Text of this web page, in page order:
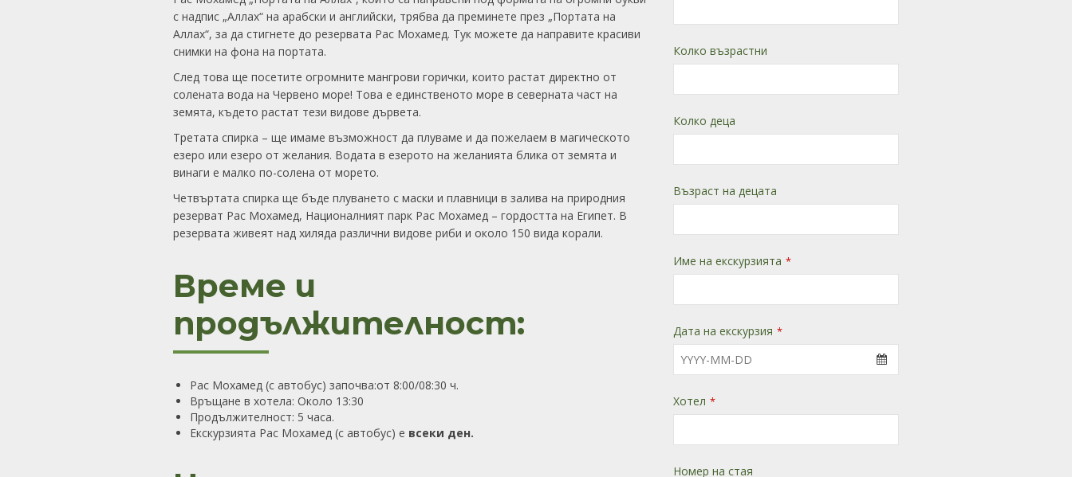
с надпис „Аллах“ на арабски и английски, трябва да преминете през „Портата на
Аллах“, за да стигнете до резервата Рас Мохамед. Тук можете да направите красиви
снимки на фона на портата.
След това ще посетите огромните мангрови горички, които растат директно от
солената вода на Червено море! Това е единственото море в северната част на
земята, където растат тези видове дървета.
Третата спирка – ще имаме възможност да плуваме и да пожелаем в магическото
езеро или езеро от желания. Водата в езерото на желанията блика от земята и
винаги е малко по-солена от морето.
Четвъртата спирка ще бъде плуването с маски и плавници в залива на природния
резерват Рас Мохамед, Националният парк Рас Мохамед – гордостта на Египет. В
резервата живеят над хиляда различни видове риби и около 150 вида корали.
Време и
продължителност:
Рас Мохамед (с автобус) започва:от 8:00/08:30 ч.
Връщане в хотела: Около 13:30
Продължителност: 5 часа.
Екскурзията Рас Мохамед (с автобус) е всеки ден.
Колко възрастни
Колко деца
Възраст на децата
Име на екскурзията *
Дата на екскурзия *
Хотел *
Номер на стая